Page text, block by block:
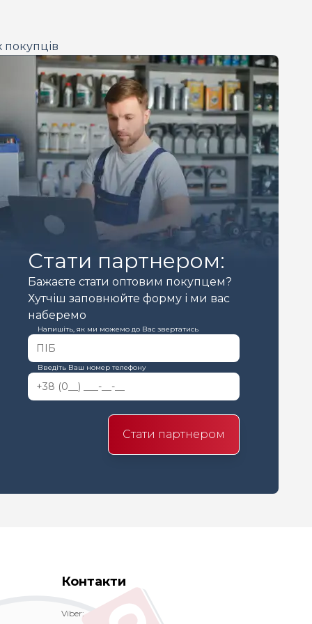
покупців
Стати партнером:
Бажаєте стати оптовим покупцем?
Хутчіш заповнюйте форму і ми вас
наберемо
Напишіть, як ми можемо до Вас звертатись
Введіть Ваш номер телефону
Стати партнером
Контакти
Viber: